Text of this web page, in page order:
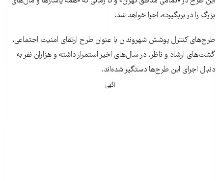
بزرگ را در بربگیرد»، اجرا خواهد شد.
طرح‌های کنترل پوشش شهروندان با عنوان طرح ارتقای امنیت اجتماعی،
گشت‌های ارشاد و ناظر، در سال‌های اخیر استمرار داشته و هزاران نفر به
دنبال اجرای این طرح‌ها دستگیر شده‌اند.
آگهی